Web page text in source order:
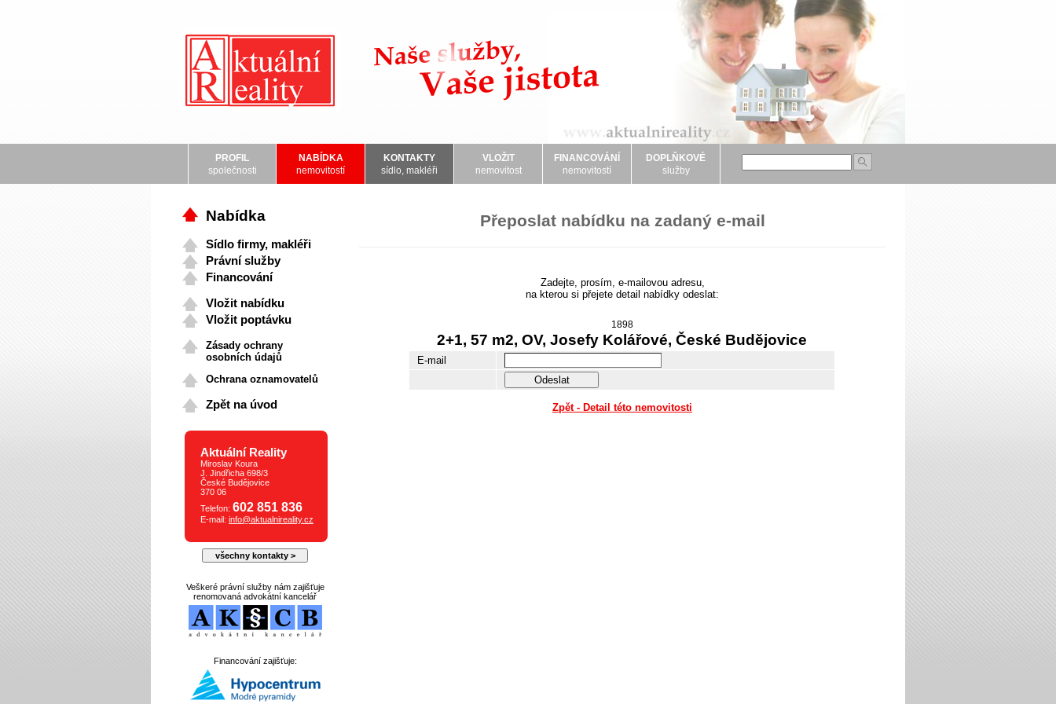
PROFIL
společnosti
NABÍDKA
nemovitostí
KONTAKTY
sídlo, makléři
VLOŽIT
nemovitost
FINANCOVÁNÍ
nemovitostí
DOPLŇKOVÉ
služby
Přeposlat nabídku na zadaný e-mail
Zadejte, prosím, e-mailovou adresu,
na kterou si přejete detail nabídky odeslat:
1898
2+1, 57 m2, OV, Josefy Kolářové, České Budějovice
E-mail
Zpět - Detail této nemovitosti
Nabídka
Sídlo firmy, makléři
Právní služby
Financování
Vložit nabídku
Vložit poptávku
Zásady ochrany
osobních údajů
Ochrana oznamovatelů
Zpět na úvod
Aktuální Reality
Miroslav Koura
J. Jindřicha 698/3
České Budějovice
370 06
Telefon: 602 851 836
E-mail: info@aktualnireality.cz
všechny kontakty >
Veškeré právní služby nám zajišťuje
renomovaná advokátní kancelář
Financování zajišťuje: